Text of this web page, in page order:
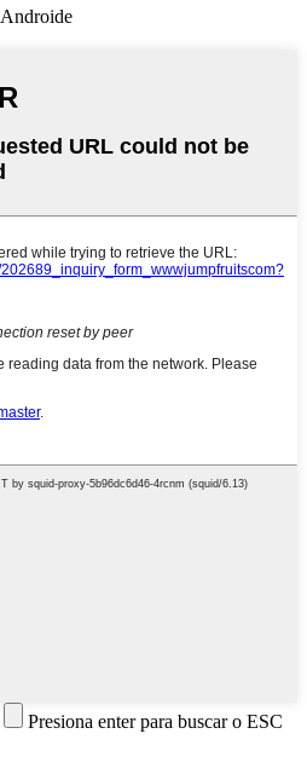
Androide
Presiona enter para buscar o ESC